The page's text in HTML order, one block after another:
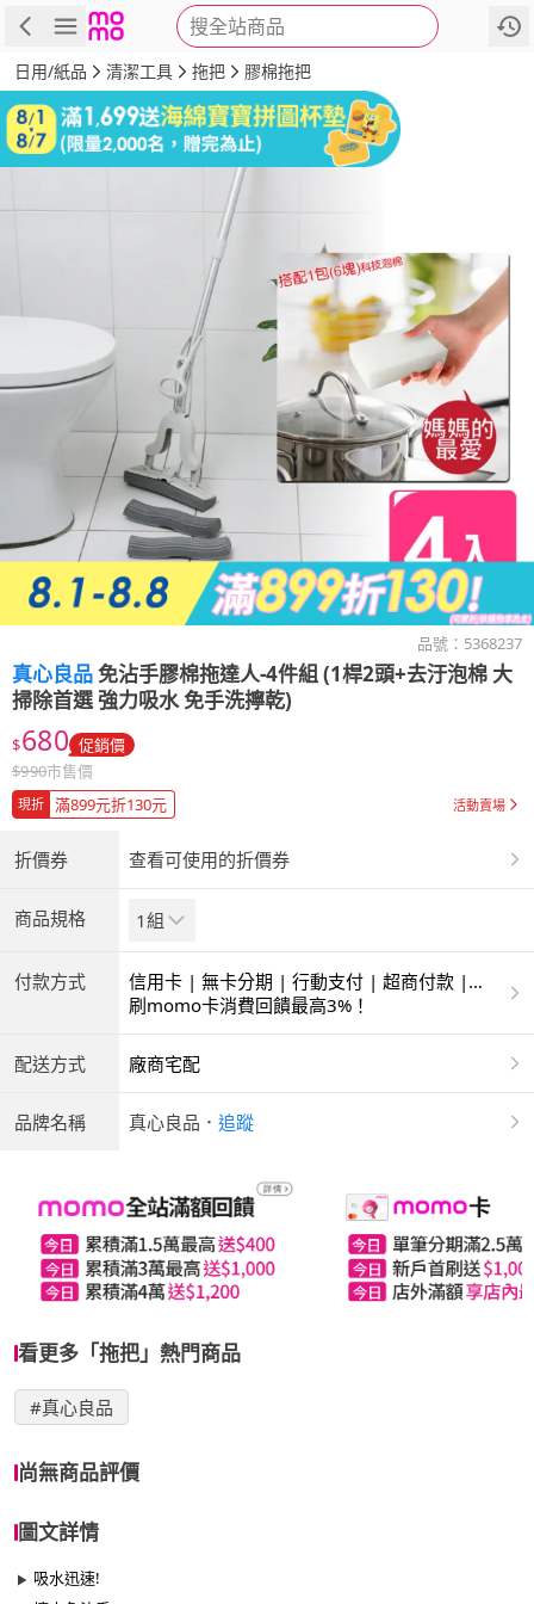
搜全站商品
商品 評價 詳情
日用/紙品 清潔工具 拖把 膠棉拖把
品號： 5368237
真心良品免沾手膠棉拖達人-4件組 (1桿2頭+去汙泡棉 大
掃除首選 強力吸水 免手洗擰乾)
$680 促銷價
$990市售價
現折 滿899元折130元 活動賣場
折價券 查看可使用的折價券
商品規格 1組
付款方式
信用卡 | 無卡分期 | 行動支付 | 超商付款 |
ATM | 銀聯卡
刷momo卡消費回饋最高3%！
配送方式 廠商宅配
品牌名稱 真心良品 ． 追蹤
看更多「拖把」熱門商品
#真心良品
尚無商品評價
圖文詳情
吸水迅速!